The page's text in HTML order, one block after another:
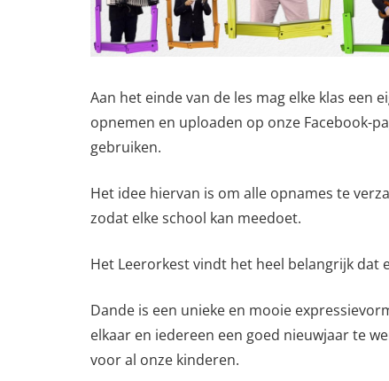
Aan het einde van de les mag elke klas een
opnemen en uploaden op onze Facebook-
gebruiken.
Het idee hiervan is om alle opnames te
zodat elke school kan meedoet.
Het Leerorkest vindt het heel belangrijk dat
Dande is een unieke en mooie
elkaar en iedereen een goed nieuwjaar te
voor al onze kinderen.